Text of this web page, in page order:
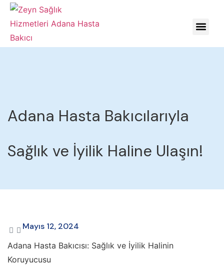
Adana Hasta Bakıcılarıyla
Sağlık ve İyilik Haline Ulaşın!
Mayıs 12, 2024
Adana Hasta Bakıcısı: Sağlık ve İyilik Halinin
Koruyucusu